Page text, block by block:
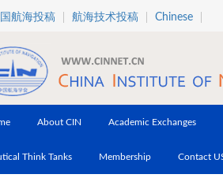
航海投稿 航海技术投稿 Chinese
About CIN Academic Exchanges
Think Tanks Membership Contact